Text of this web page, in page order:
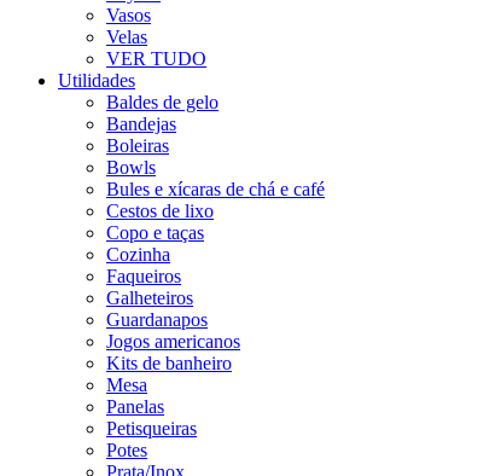
Vasos
Velas
VER TUDO
Utilidades
Baldes de gelo
Bandejas
Boleiras
Bowls
Bules e xícaras de chá e café
Cestos de lixo
Copo e taças
Cozinha
Faqueiros
Galheteiros
Guardanapos
Jogos americanos
Kits de banheiro
Mesa
Panelas
Petisqueiras
Potes
Prata/Inox